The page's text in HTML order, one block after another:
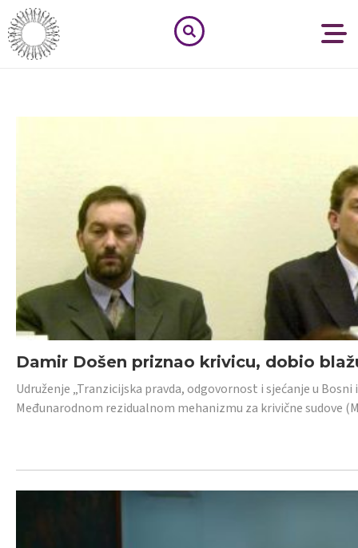
Damir Došen priznao krivicu, dobio
Udruženje „Tranzicijska pravda, odgovornost i sjećanje u
Međunarodnom rezidualnom mehanizmu za krivične sudove